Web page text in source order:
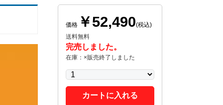
価格 ￥52,490(税込)
送料無料
完売しました。
在庫：×販売終了しました
カートに入れる